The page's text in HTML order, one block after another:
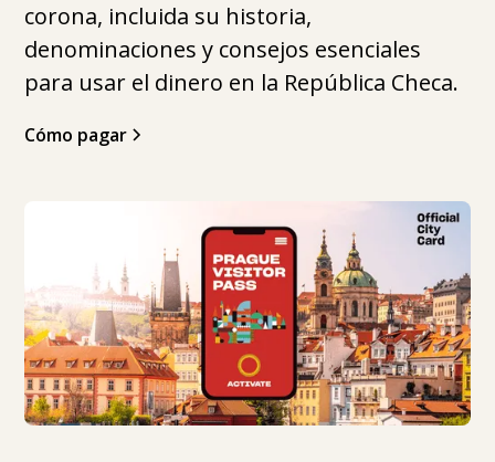
corona, incluida su historia,
denominaciones y consejos esenciales
para usar el dinero en la República Checa.
Cómo pagar